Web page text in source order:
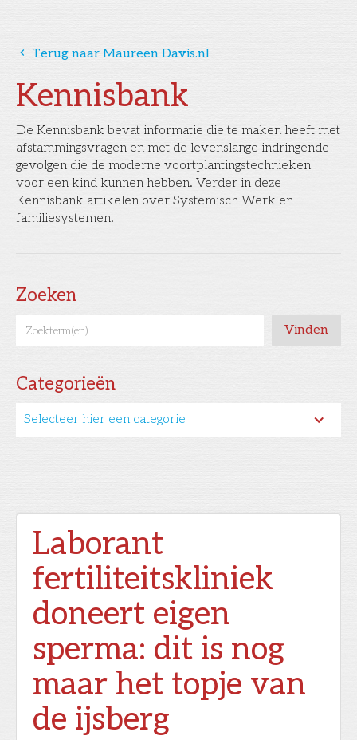
Kennisbank
De Kennisbank bevat informatie die te maken heeft met
afstammingsvragen en met de levenslange indringende
gevolgen die de moderne voortplantingstechnieken
voor een kind kunnen hebben. Verder in deze
Kennisbank artikelen over Systemisch Werk en
familiesystemen.
Zoeken
Categorieën
Selecteer hier een categorie
󰅁 Terug naar Maureen Davis.nl
Laborant
fertiliteitskliniek
doneert eigen
sperma: dit is nog
maar het topje van
de ijsberg